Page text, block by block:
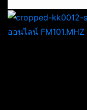
ออนไลน์ FM101.MHZ